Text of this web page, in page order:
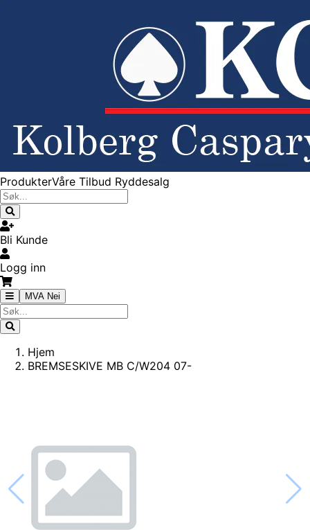
ProdukterVåre Tilbud Ryddesalg
Bli Kunde
Logg inn
MVA Nei
Hjem
BREMSESKIVE MB C/W204 07-